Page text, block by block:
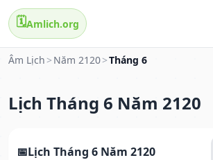
🗓️Amlich.org
Âm Lịch > Năm 2120>Tháng 6
Lịch Tháng 6 Năm 2120
Lịch Tháng 6 Năm 2120